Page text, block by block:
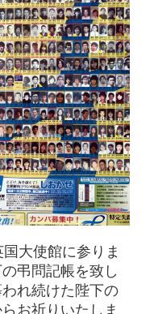
大使館に参りま
弔問記帳を致し
れ続けた陛下の
お祈りいたしま